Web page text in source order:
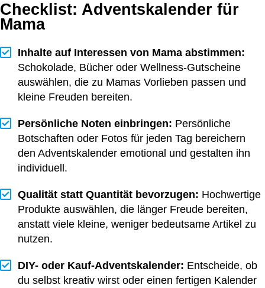
Checklist: Adventskalender für
Mama
Inhalte auf Interessen von Mama abstimmen:
Schokolade, Bücher oder Wellness-Gutscheine
auswählen, die zu Mamas Vorlieben passen und
kleine Freuden bereiten.
Persönliche Noten einbringen: Persönliche
Botschaften oder Fotos für jeden Tag bereichern
den Adventskalender emotional und gestalten ihn
individuell.
Qualität statt Quantität bevorzugen: Hochwertige
Produkte auswählen, die länger Freude bereiten,
anstatt viele kleine, weniger bedeutsame Artikel zu
nutzen.
DIY- oder Kauf-Adventskalender: Entscheide, ob
du selbst kreativ wirst oder einen fertigen Kalender